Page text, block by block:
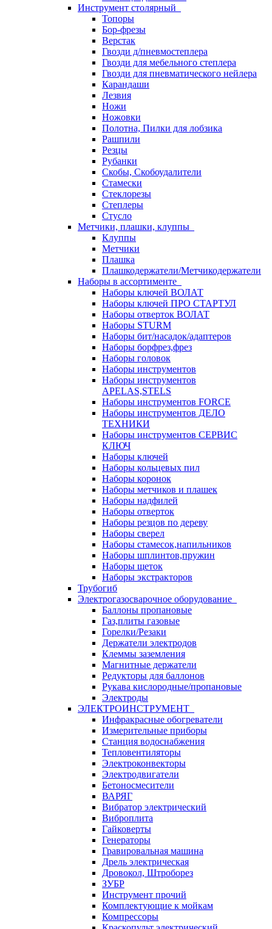
Инструмент столярный
Топоры
Бор-фрезы
Верстак
Гвозди д/пневмостеплера
Гвозди для мебельного степлера
Гвозди для пневматического нейлера
Карандаши
Лезвия
Ножи
Ножовки
Полотна, Пилки для лобзика
Рашпили
Резцы
Рубанки
Скобы, Скобоудалители
Стамески
Стеклорезы
Степлеры
Стусло
Метчики, плашки, клуппы
Клуппы
Метчики
Плашка
Плашкодержатели/Метчикодержатели
Наборы в ассортименте
Наборы ключей ВОЛАТ
Наборы ключей ПРО СТАРТУЛ
Наборы отверток ВОЛАТ
Наборы STURM
Наборы бит/насадок/адаптеров
Наборы борфрез,фрез
Наборы головок
Наборы инструментов
Наборы инструментов
APELAS,STELS
Наборы инструментов FORCE
Наборы инструментов ДЕЛО
ТЕХНИКИ
Наборы инструментов СЕРВИС
КЛЮЧ
Наборы ключей
Наборы кольцевых пил
Наборы коронок
Наборы метчиков и плашек
Наборы надфилей
Наборы отверток
Наборы резцов по дереву
Наборы сверел
Наборы стамесок,напильников
Наборы шплинтов,пружин
Наборы щеток
Наборы экстракторов
Трубогиб
Электрогазосварочное оборудование
Баллоны пропановые
Газ,плиты газовые
Горелки/Резаки
Держатели электродов
Клеммы заземления
Магнитные держатели
Редукторы для баллонов
Рукава кислородные/пропановые
Электроды
ЭЛЕКТРОИНСТРУМЕНТ
Инфракрасные обогреватели
Измерительные приборы
Станция водоснабжения
Тепловентиляторы
Электроконвекторы
Электродвигатели
Бетоносмесители
ВАРЯГ
Вибратор электрический
Виброплита
Гайковерты
Генераторы
Гравировальная машина
Дрель электрическая
Дровокол, Штроборез
ЗУБР
Инструмент прочий
Комплектующие к мойкам
Компрессоры